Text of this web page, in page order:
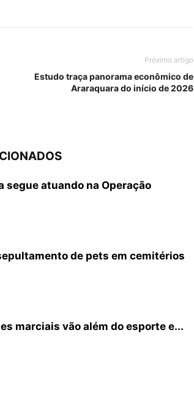
Próximo artigo
Estudo traça panorama econômico de
Araraquara do início de 2026
segue atuando na Operação
de pets em cemitérios
marciais vão além do esporte e...